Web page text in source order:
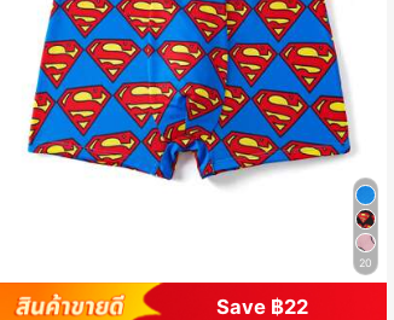
20
Save ฿22